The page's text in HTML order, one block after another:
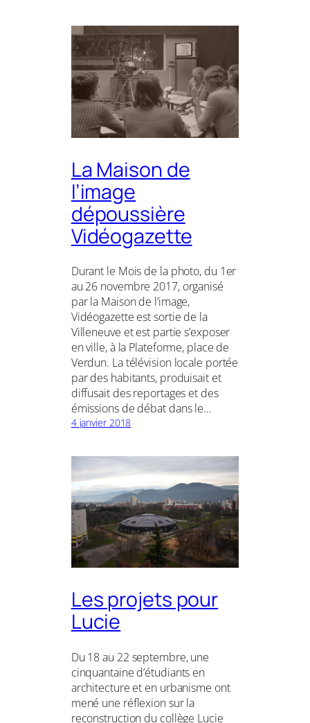
La Maison de
l’image
dépoussière
Vidéogazette
Durant le Mois de la photo, du 1er
au 26 novembre 2017, organisé
par la Maison de l’image,
Vidéogazette est sortie de la
Villeneuve et est partie s’exposer
en ville, à la Plateforme, place de
Verdun. La télévision locale portée
par des habitants, produisait et
diffusait des reportages et des
émissions de débat dans le…
4 janvier 2018
Les projets pour
Lucie
Du 18 au 22 septembre, une
cinquantaine d’étudiants en
architecture et en urbanisme ont
mené une réflexion sur la
reconstruction du collège Lucie